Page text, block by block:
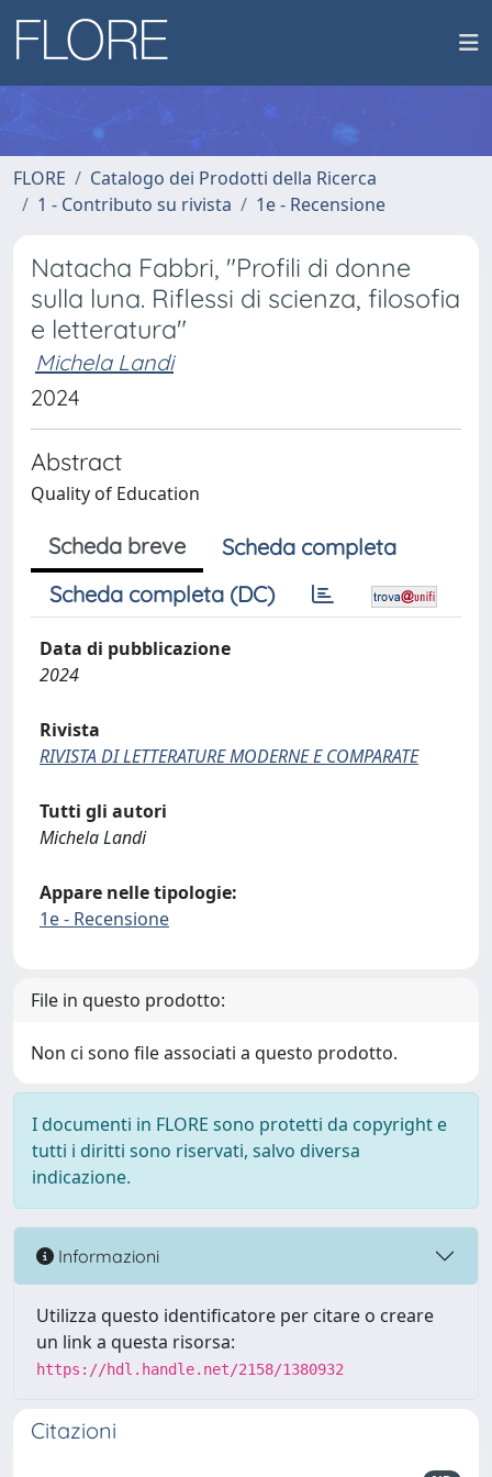
FLORE
Catalogo dei Prodotti della Ricerca
1 - Contributo su rivista
1e - Recensione
Natacha Fabbri, "Profili di donne
sulla luna. Riflessi di scienza, filosofia
e letteratura"
Michela Landi
2024
Abstract
Quality of Education
Scheda breve
Scheda completa
Scheda completa (DC)
Data di pubblicazione
2024
Rivista
RIVISTA DI LETTERATURE MODERNE E COMPARATE
Tutti gli autori
Michela Landi
Appare nelle tipologie:
1e - Recensione
File in questo prodotto:
Non ci sono file associati a questo prodotto.
I documenti in FLORE sono protetti da copyright e
tutti i diritti sono riservati, salvo diversa
indicazione.
Informazioni
Utilizza questo identificatore per citare o creare
un link a questa risorsa:
https://hdl.handle.net/2158/1380932
Citazioni